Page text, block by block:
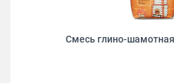
Смесь глино-